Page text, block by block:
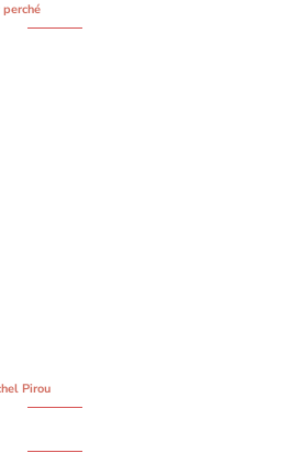
CHÂTEAU DE LUSIGNY